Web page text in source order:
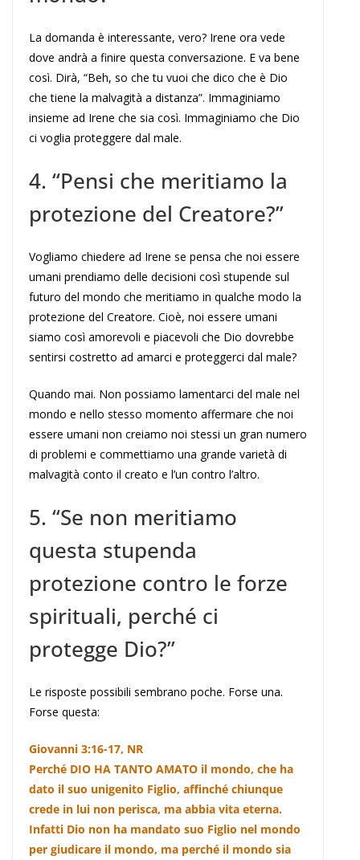
La domanda è interessante, vero? Irene ora vede
dove andrà a finire questa conversazione. E va bene
così. Dirà, “Beh, so che tu vuoi che dico che è Dio
che tiene la malvagità a distanza”. Immaginiamo
insieme ad Irene che sia così. Immaginiamo che Dio
ci voglia proteggere dal male.
4. “Pensi che meritiamo la
protezione del Creatore?”
Vogliamo chiedere ad Irene se pensa che noi essere
umani prendiamo delle decisioni così stupende sul
futuro del mondo che meritiamo in qualche modo la
protezione del Creatore. Cioè, noi essere umani
siamo così amorevoli e piacevoli che Dio dovrebbe
sentirsi costretto ad amarci e proteggerci dal male?
Quando mai. Non possiamo lamentarci del male nel
mondo e nello stesso momento affermare che noi
essere umani non creiamo noi stessi un gran numero
di problemi e commettiamo una grande varietà di
malvagità conto il creato e l’un contro l’altro.
5. “Se non meritiamo
questa stupenda
protezione contro le forze
spirituali, perché ci
protegge Dio?”
Le risposte possibili sembrano poche. Forse una.
Forse questa:
Giovanni 3:16-17, NR
Perché DIO HA TANTO AMATO il mondo, che ha
dato il suo unigenito Figlio, affinché chiunque
crede in lui non perisca, ma abbia vita eterna.
Infatti Dio non ha mandato suo Figlio nel mondo
per giudicare il mondo, ma perché il mondo sia